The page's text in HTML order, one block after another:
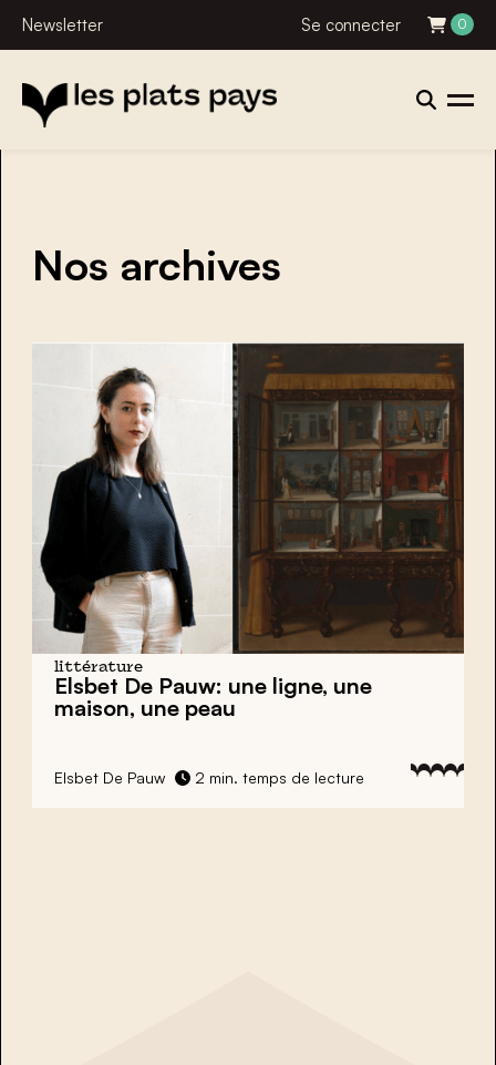
Newsletter Se connecter 0
Nos archives
littérature
Elsbet De Pauw: une ligne, une
maison, une peau
Elsbet De Pauw 2 min. temps de lecture